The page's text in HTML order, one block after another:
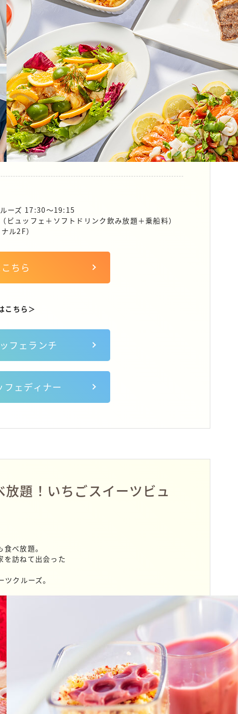
ーズ 17:30〜19:15
ュッフェ＋ソフトドリンク飲み放題＋乗船料）
ル2F）
ちら
こちら＞
フェランチ
フェディナー
題！いちごスイーツビュ
べ放題。
を訪ねて出会った
クルーズ。